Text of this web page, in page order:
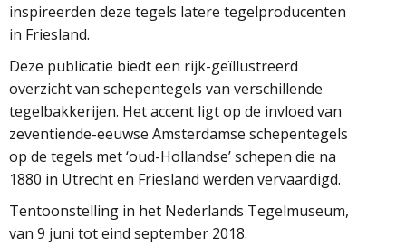
inspireerden deze tegels latere tegelproducenten
in Friesland.
Deze publicatie biedt een rijk-geïllustreerd
overzicht van schepentegels van verschillende
tegelbakkerijen. Het accent ligt op de invloed van
zeventiende-eeuwse Amsterdamse schepentegels
op de tegels met ‘oud-Hollandse’ schepen die na
1880 in Utrecht en Friesland werden vervaardigd.
Tentoonstelling in het Nederlands Tegelmuseum,
van 9 juni tot eind september 2018.